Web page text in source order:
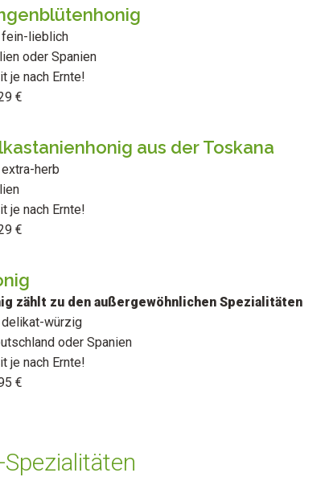
fein-lieblich
oder Spanien
je nach Ernte!
€
aus der Toskana
herb
je nach Ernte!
€
zählt zu den außergewöhnlichen Spezialitäten
delikat-würzig
oder Spanien
je nach Ernte!
€